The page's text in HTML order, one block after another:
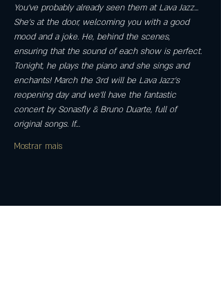
You've probably already seen them at Lava Jazz...
She's at the door, welcoming you with a good
mood and a joke. He, behind the scenes,
ensuring that the sound of each show is perfect.
Tonight, he plays the piano and she sings and
enchants! March the 3rd will be Lava Jazz's
reopening day and we'll have the fantastic
concert by Sonasfly & Bruno Duarte, full of
original songs. If…
Mostrar mais